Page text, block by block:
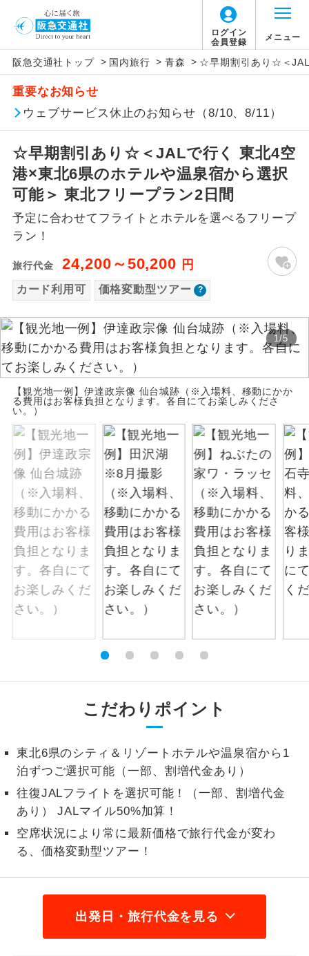
ログイン
会員登録
メニュー
阪急交通社トップ > 国内旅行 > 青森 > ☆早期割引あり☆＜JAL
重要なお知らせ
ウェブサービス休止のお知らせ（8/10、8/11）
☆早期割引あり☆＜JALで行く 東北4空
港×東北6県のホテルや温泉宿から選択
可能＞ 東北フリープラン2日間
予定に合わせてフライトとホテルを選べるフリープ
ラン！
旅行代金 24,200～50,200 円
カード利用可 価格変動型ツアー
1/5
【観光地一例】伊達政宗像 仙台城跡（※入場料、移動にかか
る費用はお客様負担となります。各自にてお楽しみくださ
い。）
こだわりポイント
東北6県のシティ＆リゾートホテルや温泉宿から1
泊ずつご選択可能（一部、割増代金あり）
往復JALフライトを選択可能！（一部、割増代金
あり） JALマイル50%加算！
空席状況により常に最新価格で旅行代金が変わ
る、価格変動型ツアー！
出発日・旅行代金を見る
アイコン 説明
添乗員同行
往路出発空港（駅）から復路到着空港
（駅）まで同行します。
現地添乗員同
行
現地到着空港（駅）から最終日出発空港
（駅）まで添乗員が同行します。
バスガイド乗
務
バスガイドが乗務し、車内での観光案内
があります。
世界遺産
ユネスコに登録されている文化遺産や自
然遺産を訪ねるコースです。
絶景 絶景スポットに立ち寄るコースです。
温泉 温泉地にも宿泊するコースです。
ご宿泊ホテルに露天風呂が付いていま
す。
大浴場 ご宿泊ホテルに大浴場が付いています。
全てのお食事が付いていますので、お食
事の心配はいりません。（機内食を除
く）
お部屋食
お部屋にてゆっくりとお召し上がりいた
だけます。
トラベルイヤ
ホン
周りの音を気にせず、ガイドさんの説明
をじっくり聞くことができます。
1名様から出発可能な個人型プランで
す。
す。
スです。
1名様1室同代
金
コースです。
ご夫婦限定
ご夫婦限定でご参加いただけるコースで
す。
女性限定
年齢制限あり
ご参加にあたり年齢に制限があるコース
「価格変動型ツアー」に関するご案内
価格変動型ツアーとは
賃」を利用したツアーです。
お申し込み時期・ご利用便の空席状況に
よって料金が変動いたします。
以下の注意事項をあらかじめご了承いただき
ますようお願いいたします。
お支払いについて
お支払いは、クレジットカード決済のみとな
ります。
お申し込みの最後にクレジットカード決済を
していただき、決済手続き完了をもちまし
て、ご旅行の契約が成立となります。
ご予約方法について
ウェブ限定コースとなりますので、コールセ
ンター及びカウンターでのお申し込みはでき
ません。